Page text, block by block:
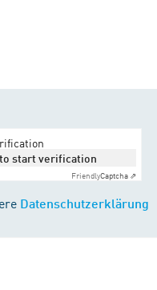
start verification
FriendlyCaptcha ⇗
Datenschutzerklärung